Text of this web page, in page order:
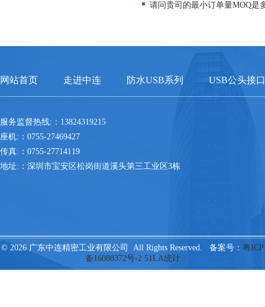
请问贵司的最小订单量MOQ是
网站首页 走进中连 防水USB系列 USB公头接口
服务监督热线:：13824319215
座机:：0755-27469427
传真:：0755-27714119
地址:：深圳市宝安区松岗街道溪头第三工业区3栋
© 2026 广东中连精密工业有限公司 All Rights Reserved. 备案号： 粤ICP
备16088372号-2 51LA统计